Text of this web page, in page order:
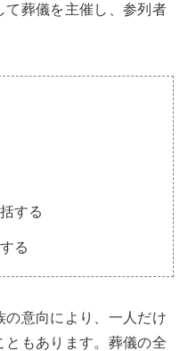
て葬儀を主催し、参列者
する
る
の意向により、一人だけ
ともあります。葬儀の全